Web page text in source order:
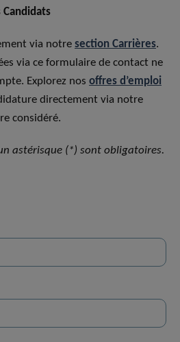
via notre section Carrières.
via ce formulaire de contact ne
Explorez nos offres d’emploi
directement via notre
considéré.
astérisque (*) sont obligatoires.